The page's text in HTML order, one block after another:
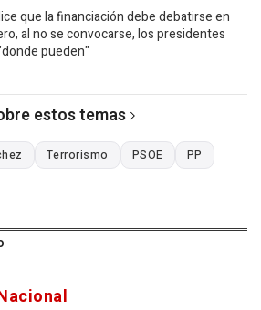
que la financiación debe debatirse en
al no se convocarse, los presidentes
pueden"
estos temas
Terrorismo PSOE
PP